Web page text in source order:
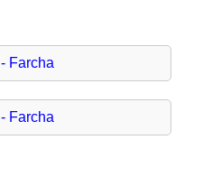
- Farcha
- Farcha